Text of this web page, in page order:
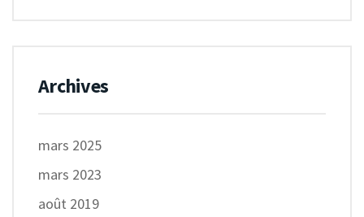
Archives
mars 2025
mars 2023
août 2019